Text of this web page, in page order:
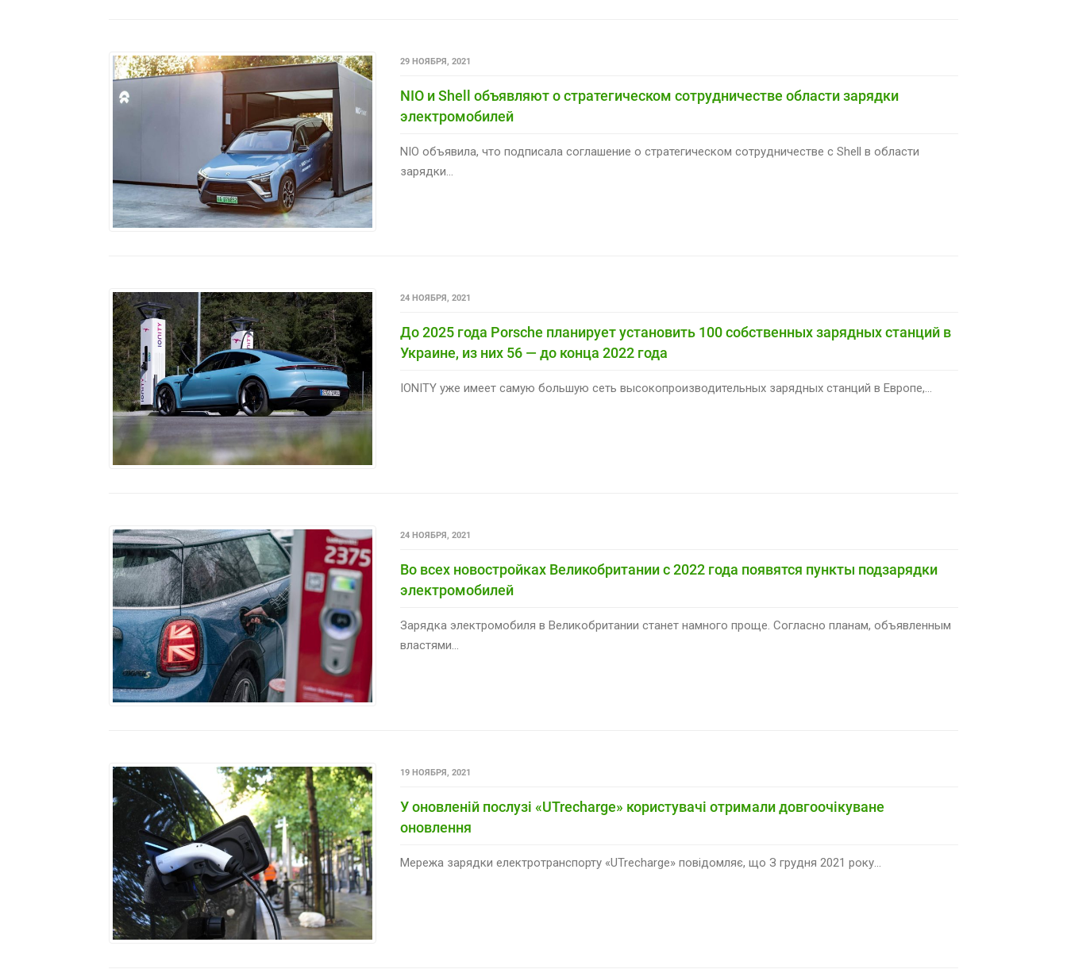
29 НОЯБРЯ, 2021
NIO и Shell объявляют о стратегическом сотрудничестве области зарядки
электромобилей
NIO объявила, что подписала соглашение о стратегическом сотрудничестве с Shell в области
зарядки...
24 НОЯБРЯ, 2021
До 2025 года Porsche планирует установить 100 собственных зарядных станций в
Украине, из них 56 — до конца 2022 года
IONITY уже имеет самую большую сеть высокопроизводительных зарядных станций в Европе,...
24 НОЯБРЯ, 2021
Во всех новостройках Великобритании с 2022 года появятся пункты подзарядки
электромобилей
Зарядка электромобиля в Великобритании станет намного проще. Согласно планам, объявленным
властями...
19 НОЯБРЯ, 2021
У оновленій послузі «UTrecharge» користувачі отримали довгоочікуване
оновлення
Мережа зарядки електротранспорту «UTrecharge» повідомляє, що З грудня 2021 року...